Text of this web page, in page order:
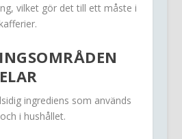
vilket gör det till ett måste i
ingrediens som används
i hushållet.